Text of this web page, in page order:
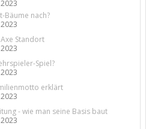
Bäume nach?
Standort
Spiel?
erklärt
- wie man seine Basis baut